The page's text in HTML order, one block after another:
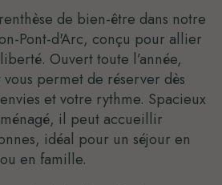
de bien-être dans notre
Pont-d'Arc, conçu pour allier
Ouvert toute l’année,
permet de réserver dès
et votre rythme. Spacieux
il peut accueillir
idéal pour un séjour en
en famille.